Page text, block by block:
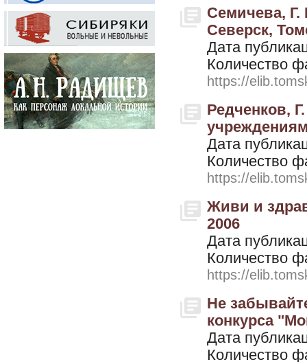
Семичева, Г.
Северск,
Дата
Количество
https://
Редченков,
Дата
Количество
https://
Живи и
2006
Дата
Количество
https://
Не
конкурса
Дата
Количество